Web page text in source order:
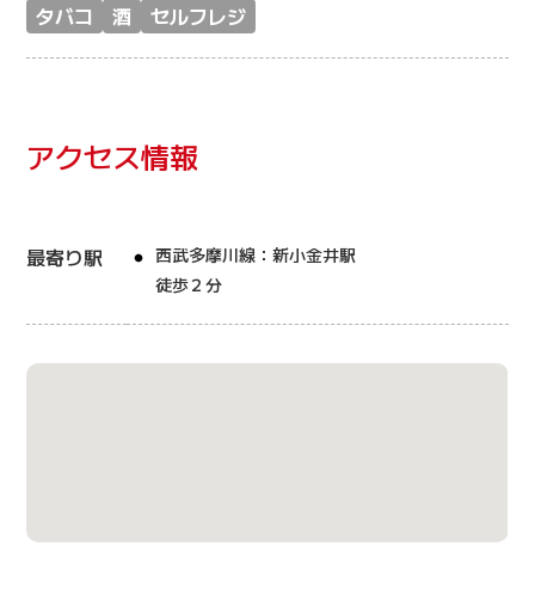
タバコ
酒 セルフレジ
アクセス情報
最寄り駅
西武多摩川線：新小金井駅
徒歩２分